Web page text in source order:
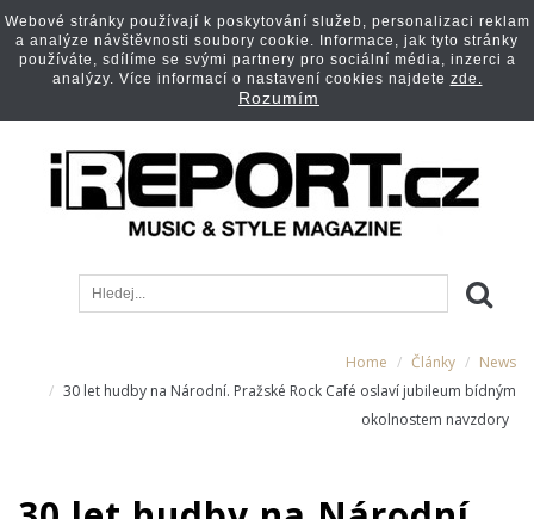
Home Články
News
30 let hudby na Národní. Pražské Rock Café oslaví jubileum bídným
okolnostem navzdory
Webové stránky používají k poskytování služeb, personalizaci reklam
a analýze návštěvnosti soubory cookie. Informace, jak tyto stránky
používáte, sdílíme se svými partnery pro sociální média, inzerci a
analýzy. Více informací o nastavení cookies najdete zde.
Rozumím